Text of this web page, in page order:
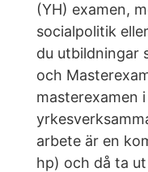
(YH) examen,
socialpolitik
du utbildningar
och
masterexamen
arbete är en
hp) och då ta